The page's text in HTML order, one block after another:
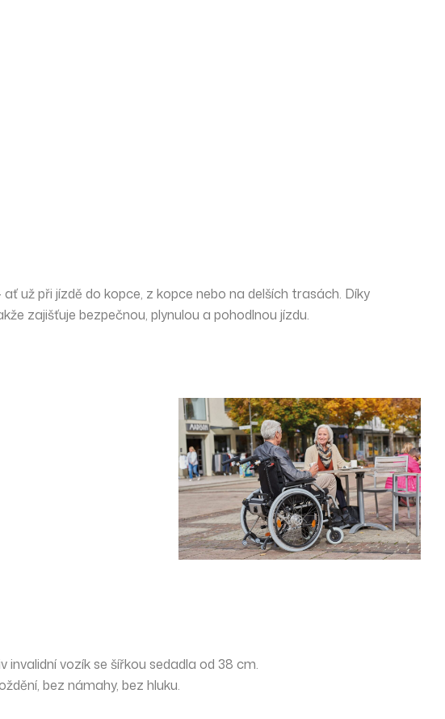
už při jízdě do kopce, z kopce nebo na delších trasách. Díky
zajišťuje bezpečnou, plynulou a pohodlnou jízdu.
vozík se šířkou sedadla od 38 cm.
bez námahy, bez hluku.